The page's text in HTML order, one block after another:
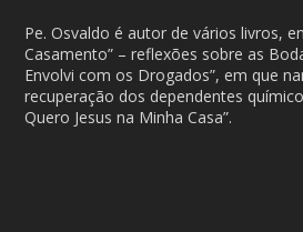
Pe. Osvaldo é autor de vários livros,
Casamento” – reflexões sobre as
Envolvi com os Drogados”, em que
recuperação dos dependentes
Quero Jesus na Minha Casa”.